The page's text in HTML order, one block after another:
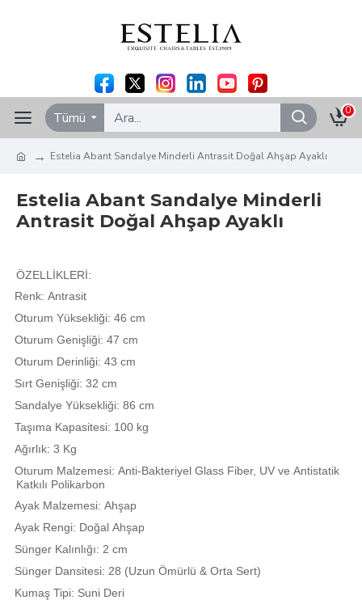
Tümü 0
Estelia Abant Sandalye Minderli Antrasit Doğal Ahşap Ayaklı
Estelia Abant Sandalye Minderli
Antrasit Doğal Ahşap Ayaklı
ÖZELLİKLERİ:
Renk: Antrasit
Oturum Yüksekliği: 46 cm
Oturum Genişliği: 47 cm
Oturum Derinliği: 43 cm
Sırt Genişliği: 32 cm
Sandalye Yüksekliği: 86 cm
Taşıma Kapasitesi: 100 kg
Ağırlık: 3 Kg
Oturum Malzemesi: Anti-Bakteriyel Glass Fiber, UV ve Antistatik
Katkılı Polikarbon
Ayak Malzemesi: Ahşap
Ayak Rengi: Doğal Ahşap
Sünger Kalınlığı: 2 cm
Sünger Dansitesi: 28 (Uzun Ömürlü & Orta Sert)
Kumaş Tipi: Suni Deri